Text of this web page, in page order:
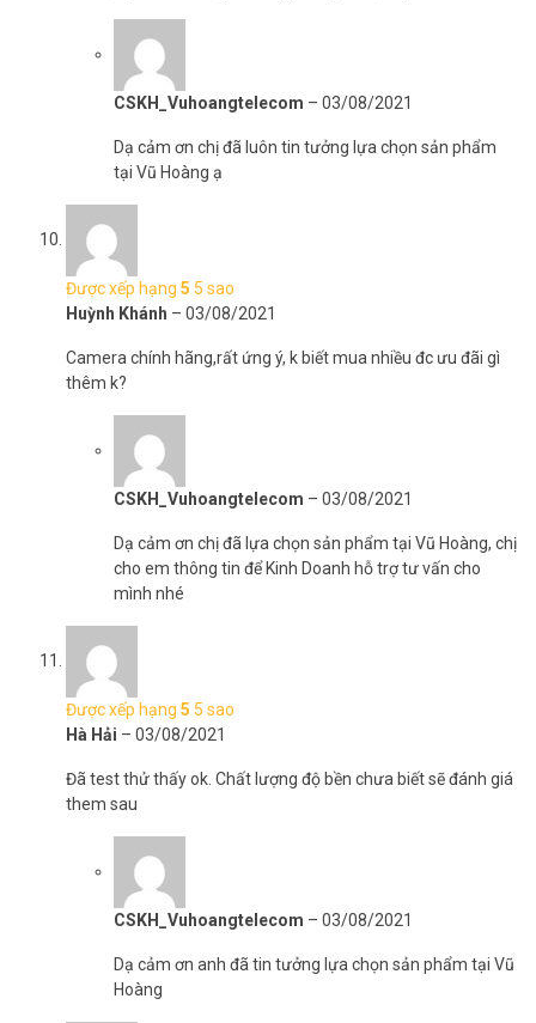
CSKH_Vuhoangtelecom – 03/08/2021
Dạ cảm ơn chị đã luôn tin tưởng lựa chọn sản phẩm
tại Vũ Hoàng ạ
Được xếp hạng 5 5 sao
Huỳnh Khánh – 03/08/2021
Camera chính hãng,rất ứng ý, k biết mua nhiều đc ưu đãi gì
thêm k?
CSKH_Vuhoangtelecom – 03/08/2021
Dạ cảm ơn chị đã lựa chọn sản phẩm tại Vũ Hoàng, chị
cho em thông tin để Kinh Doanh hỗ trợ tư vấn cho
mình nhé
Được xếp hạng 5 5 sao
Hà Hải – 03/08/2021
Đã test thử thấy ok. Chất lượng độ bền chưa biết sẽ đánh giá
them sau
CSKH_Vuhoangtelecom – 03/08/2021
Dạ cảm ơn anh đã tin tưởng lựa chọn sản phẩm tại Vũ
Hoàng